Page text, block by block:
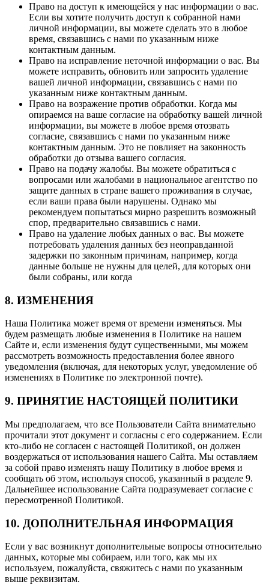
Право на доступ к имеющейся у нас информации о вас.
Если вы хотите получить доступ к собранной нами
личной информации, вы можете сделать это в любое
время, связавшись с нами по указанным ниже
контактным данным.
Право на исправление неточной информации о вас. Вы
можете исправить, обновить или запросить удаление
вашей личной информации, связавшись с нами по
указанным ниже контактным данным.
Право на возражение против обработки. Когда мы
опираемся на ваше согласие на обработку вашей личной
информации, вы можете в любое время отозвать
согласие, связавшись с нами по указанным ниже
контактным данным. Это не повлияет на законность
обработки до отзыва вашего согласия.
Право на подачу жалобы. Вы можете обратиться с
вопросами или жалобами в национальное агентство по
защите данных в стране вашего проживания в случае,
если ваши права были нарушены. Однако мы
рекомендуем попытаться мирно разрешить возможный
спор, предварительно связавшись с нами.
Право на удаление любых данных о вас. Вы можете
потребовать удаления данных без неоправданной
задержки по законным причинам, например, когда
данные больше не нужны для целей, для которых они
были собраны, или когда
8. ИЗМЕНЕНИЯ
Наша Политика может время от времени изменяться. Мы
будем размещать любые изменения в Политике на нашем
Сайте и, если изменения будут существенными, мы можем
рассмотреть возможность предоставления более явного
уведомления (включая, для некоторых услуг, уведомление об
изменениях в Политике по электронной почте).
9. ПРИНЯТИЕ НАСТОЯЩЕЙ ПОЛИТИКИ
Мы предполагаем, что все Пользователи Сайта внимательно
прочитали этот документ и согласны с его содержанием. Если
кто-либо не согласен с настоящей Политикой, он должен
воздержаться от использования нашего Сайта. Мы оставляем
за собой право изменять нашу Политику в любое время и
сообщать об этом, используя способ, указанный в разделе 9.
Дальнейшее использование Сайта подразумевает согласие с
пересмотренной Политикой.
10. ДОПОЛНИТЕЛЬНАЯ ИНФОРМАЦИЯ
Если у вас возникнут дополнительные вопросы относительно
данных, которые мы собираем, или того, как мы их
используем, пожалуйста, свяжитесь с нами по указанным
выше реквизитам.